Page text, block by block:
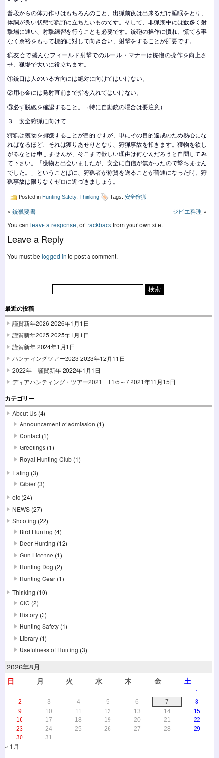
普段からの体力作りはもちろんのこと、出猟前夜は出来るだけ睡眠をとり、
体調が良い状態で猟野に立ちたいものです。そして、非猟期中には数多く射
撃場に通い、射撃練習を行うことも必要です。銃砲の操作に慣れ、慌てる事
なく余裕をもって標的に対して向き合い、射撃をすることが肝要です。
猟友会で盛んなフィールド射撃でのルール・マナーは銃砲の操作を向上さ
せ、猟場で大いに役立ちます。
①銃口は人のいる方向には絶対に向けてはいけない。
②用心金には発射直前まで指を入れてはいけない。
③必ず脱砲を確認すること。（特に自動銃の場合は要注意）
３ 安全狩猟に向けて
狩猟は獲物を捕獲することが目的ですが、単にその目的達成のため熱心にな
ればなるほど、それは獲りあせりとなり、狩猟事故を招きます。獲物を欲し
がるなとは申しませんが、そこまで欲しい理由は何なんだろうと自問してみ
て下さい。「獲物と出会いましたが、安全に自信が無かったので撃ちません
でした。」ということばに、狩猟者が称賛を送ることが普通になった時、狩
猟事故は限りなくゼロに近づきましょう。
Posted in Hunting Safety, Thinking Tags: 安全狩猟
« 銃獵要書 ジビエ料理 »
You can leave a response, ortrackbackfrom your own site.
Leave a Reply
You must be logged in to post a comment.
最近の投稿
謹賀新年2026 2026年1月1日
謹賀新年2025 2025年1月1日
謹賀新年2024年1月1日
ハンティングツアー2023 2023年12月11日
2022年 謹賀新年2022年1月1日
ディアハンティング・ツアー2021 11/5～72021年11月15日
カテゴリー
About Us (4)
Announcement of admission (1)
Contact (1)
Greetings (1)
Royal Hunting Club (1)
Eating (3)
Gibier (3)
etc (24)
NEWS (27)
Shooting (22)
Bird Hunting (4)
Deer Hunting (12)
Gun Licence (1)
Hunting Dog (2)
Hunting Gear (1)
Thinking (10)
CIC (2)
History (3)
Hunting Safety (1)
Library (1)
Usefulness of Hunting (3)
2026年8月
日
月 火 水 木 金 土
1
2
3 4 5 6 7
8
9
10 11 12 13 14
15
16
17 18 19 20 21
22
23
24 25 26 27 28
29
30
31
« 1月